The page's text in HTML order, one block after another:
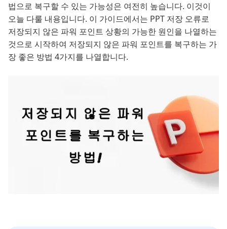
법으로 복구할 수 있는 가능성은 여전히 높습니다. 이것이
오늘 다룰 내용입니다. 이 가이드에서는 PPT 저장 오류로
저장되지 않은 파워 포인트 상황의 가능한 원인을 나열하는
것으로 시작하여 저장되지 않은 파워 포인트를 복구하는 가
장 좋은 방법 4가지를 나열합니다.